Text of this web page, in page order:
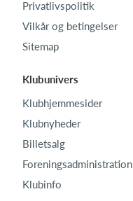
Privatlivspolitik
Vilkår og betingelser
Sitemap
Klubunivers
Klubhjemmesider
Klubnyheder
Billetsalg
Foreningsadministration
Klubinfo